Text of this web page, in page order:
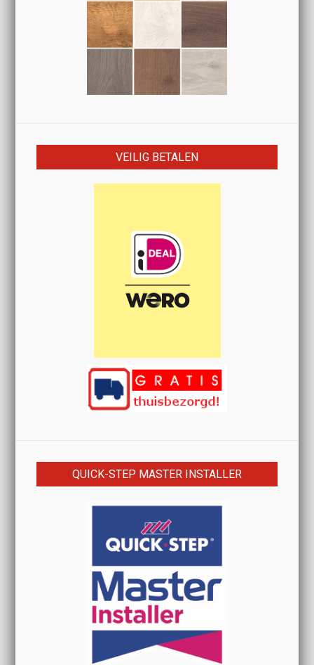
VEILIG BETALEN
QUICK-STEP MASTER INSTALLER